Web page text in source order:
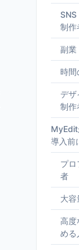
制作
副業
時間
デザ
制作
MyEdit
導入前
プロ
者
大容
高度
める